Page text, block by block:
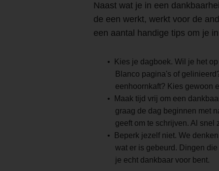
Naast wat je in een
de een werkt, werkt voor de
een aantal handige tips om je
Kies je dagboek. Wil je het
Blanco pagina's of
eenhoornkaft? Kies gewoon
Maak tijd vrij om een
graag de dag beginnen met
geeft om te schrijven. Al
Beperk jezelf niet. We
wat er is gebeurd. Dingen
je echt dankbaar voor bent.